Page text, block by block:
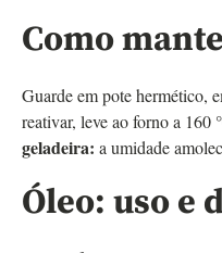
Como
Guarde em pote hermético,
reativar, leve ao forno a 160
geladeira: a umidade
Óleo: uso e